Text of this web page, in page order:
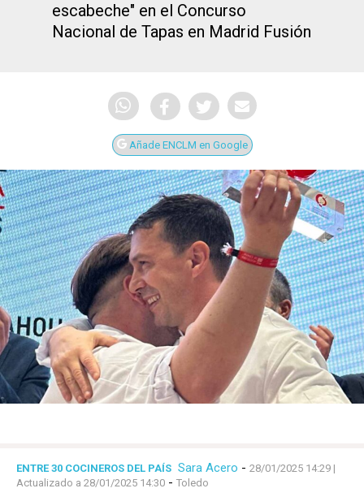
escabeche" en el Concurso
Nacional de Tapas en Madrid Fusión
Añade ENCLM en Google
ENTRE 30 COCINEROS DEL PAÍS Sara Acero - 28/01/2025 14:29 |
Actualizado a 28/01/2025 14:30 - Toledo